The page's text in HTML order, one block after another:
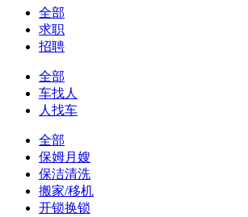
全部
求职
招聘
全部
车找人
人找车
全部
保姆月嫂
保洁清洗
搬家/移机
开锁换锁